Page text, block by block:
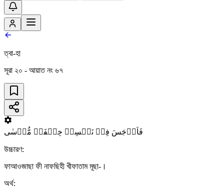
ত্বা-হা
সূরা ২০ - আয়াত নং ৬৭
فَاَوۡجَسَ فِیۡ نَفۡسِہٖ خِیۡفَۃً مُّوۡسٰی
উচ্চারণ:
ফাআওজাছা ফী নাফছিহী খীফাতাম মূছা-।
অর্থ: